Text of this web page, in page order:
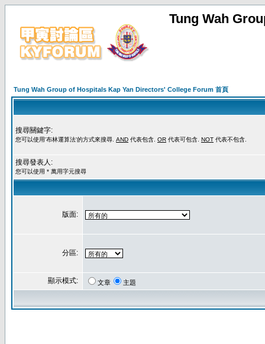
Tung Wah
Tung Wah Group of Hospitals Kap Yan Directors' College Forum 首頁
搜尋關鍵字:
您可以使用'布林運算法'的方式來搜尋. AND 代表包含. OR 代表可包含. NOT 代表不包含.
搜尋發表人:
您可以使用 * 萬用字元搜尋
版面:
分區:
顯示模式: 文章 主題